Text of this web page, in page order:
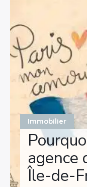
Immobilier
agence
Île-de-
Lifestyle
Entreprises